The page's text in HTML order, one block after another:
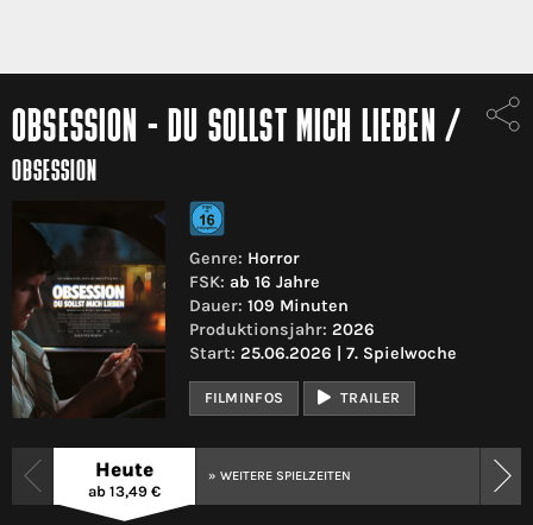
OBSESSION - DU SOLLST MICH LIEBEN /
OBSESSION
Genre: Horror
FSK: ab 16 Jahre
Dauer: 109 Minuten
Produktionsjahr: 2026
Start: 25.06.2026 | 7. Spielwoche
FILMINFOS TRAILER
Heute
ab 13,49 €
» WEITERE SPIELZEITEN